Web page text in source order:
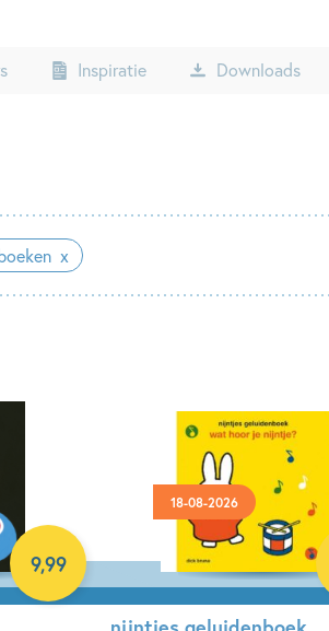
Inspiratie Downloads
9,99
18-08-2026